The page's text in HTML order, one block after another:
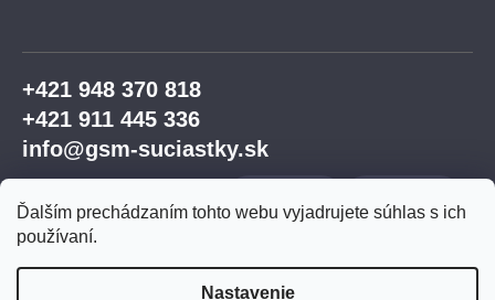
Ďalším prechádzaním tohto webu vyjadrujete súhlas s ich
používaní.
Nastavenie
+421 948 370 818
+421 911 445 336
info@gsm-suciastky.sk